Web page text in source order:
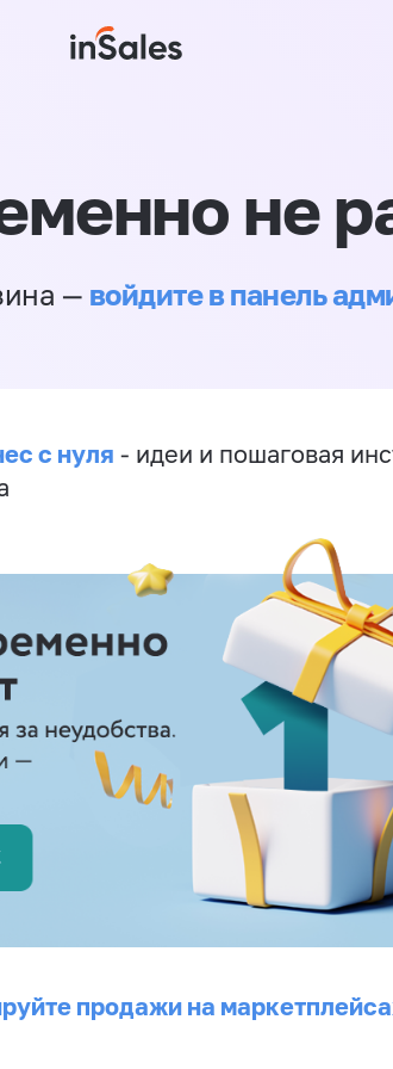
не
— войдите в панель
с нуля - идеи и пошаговая
продажи на